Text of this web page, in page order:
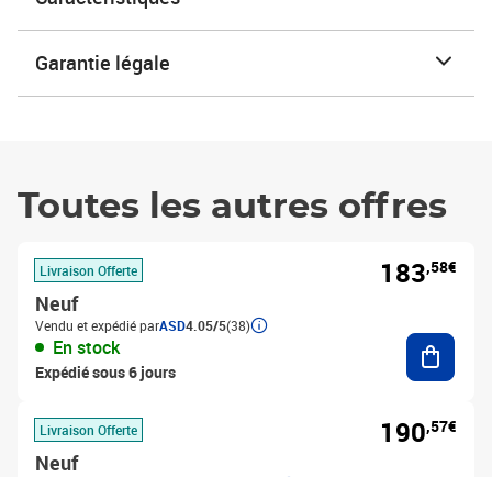
Garantie légale
Toutes les autres offres
Livraison Offerte
Neuf
Vendu et expédié parASD4.05/5(38)
En stock
Expédié sous 6 jours
183,58€
Livraison Offerte
Neuf
190,57€